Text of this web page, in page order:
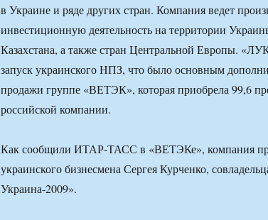
в Украине и ряде других стран. Компания ведет
инвестиционную деятельность на территории
Казахстана, а также стран Центральной Европы.
запуск украинского НПЗ, что было основным
продажи группе «ВЕТЭК», которая приобрела 99,6
российской компании.
Как сообщили ИТАР-ТАСС в «ВЕТЭКе», компания
украинского бизнесмена Сергея Курченко,
Украина-2009».